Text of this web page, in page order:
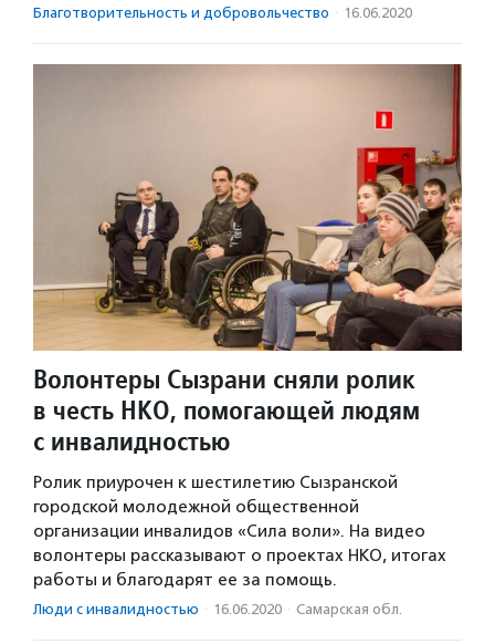
Благотвори­тель­ность и доброволь­чест­во · 16.06.2020
Волонтеры Сызрани сняли ролик
в честь НКО, помогающей людям
с инвалидностью
Ролик приурочен к шестилетию Сызранской
городской молодежной общественной
организации инвалидов «Сила воли». На видео
волонтеры рассказывают о проектах НКО, итогах
работы и благодарят ее за помощь.
Люди с инвалидностью · 16.06.2020 · Самарская обл.